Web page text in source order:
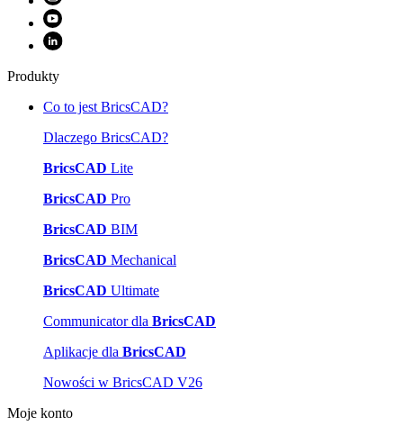
Produkty
Co to jest BricsCAD?
Dlaczego BricsCAD?
BricsCAD Lite
BricsCAD Pro
BricsCAD BIM
BricsCAD Mechanical
BricsCAD Ultimate
Communicator dla BricsCAD
Aplikacje dla BricsCAD
Nowości w BricsCAD V26
Moje konto